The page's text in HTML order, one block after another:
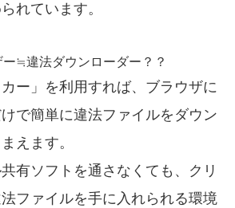
れています。
≒違法ダウンローダー？？
カー」を利用すれば、ブラウザに
で簡単に違法ファイルをダウン
えます。
有ソフトを通さなくても、クリ
ファイルを手に入れられる環境